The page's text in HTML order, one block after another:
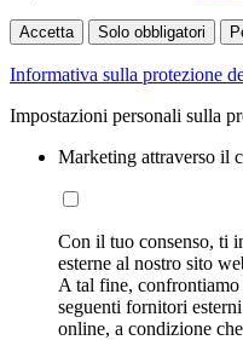
Accetta Solo obbligatori
Informativa sulla protezione
Impostazioni personali sulla
Marketing attraverso il
Con il tuo consenso, ti
esterne al nostro sito
A tal fine,
seguenti fornitori
online, a condizione